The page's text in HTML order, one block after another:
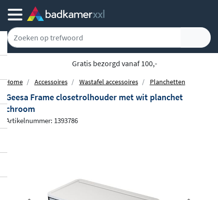
Gratis bezorgd vanaf 100,-
Home Accessoires Wastafel accessoires Planchetten
Geesa Frame closetrolhouder met wit planchet
chroom
Artikelnummer: 1393786